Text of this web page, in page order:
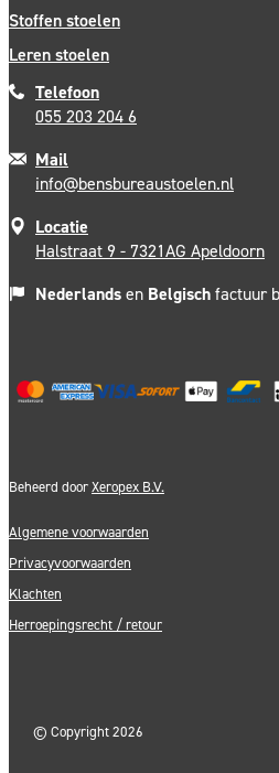
Stoffen stoelen
Leren stoelen
Telefoon
055 203 204 6
Mail
info@bensbureaustoelen.nl
Locatie
Halstraat 9 - 7321AG Apeldoorn
Nederlandsen Belgischfactuur
Beheerd doorXeropex B.V.
Algemene voorwaarden
Privacyvoorwaarden
Klachten
Herroepingsrecht / retour
© Copyright 2026